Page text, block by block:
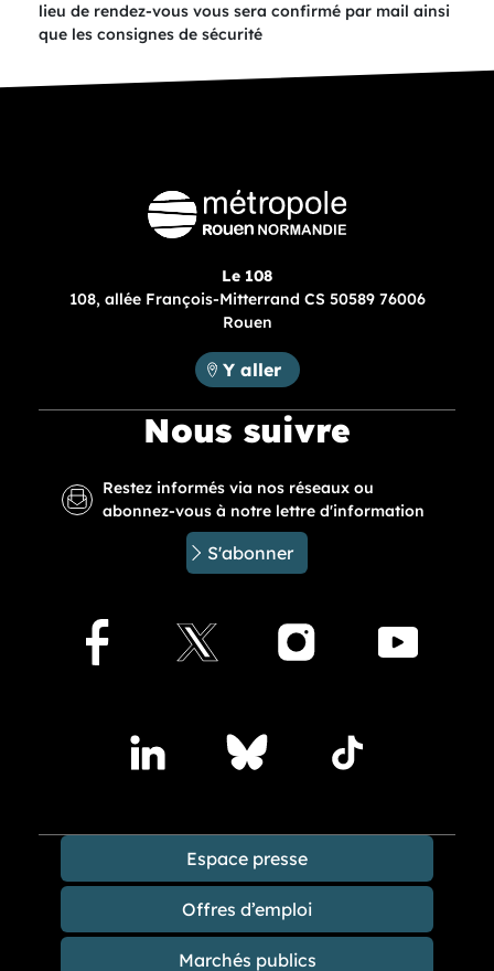
lieu de rendez-vous vous sera confirmé par mail ainsi
que les consignes de sécurité
Le 108
108, allée François-Mitterrand CS 50589 76006
Rouen
Métropole Rouen Normandie :
Y aller
Nous suivre
Restez informés via nos réseaux ou
abonnez-vous à notre lettre d'information
S'abonner
Facebook
X Instagram
LindedinBlueskyTikTok
Espace presse
Offres d’emploi
Marchés publics